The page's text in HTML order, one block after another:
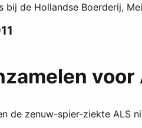
bij de Hollandse Boerderij,
voor
de zenuw-spier-ziekte